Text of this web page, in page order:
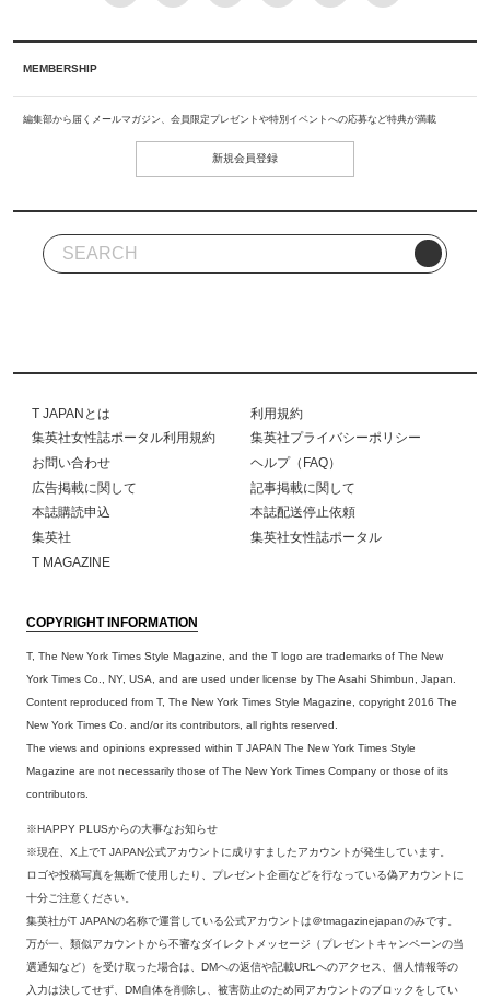
MEMBERSHIP
編集部から届くメールマガジン、会員限定プレゼントや特別イベントへの応募など特典が満載
新規会員登録
T JAPANとは
利用規約
集英社女性誌ポータル利用規約
集英社プライバシーポリシー
お問い合わせ
ヘルプ（FAQ）
広告掲載に関して
記事掲載に関して
本誌購読申込
本誌配送停止依頼
集英社
集英社女性誌ポータル
T MAGAZINE
COPYRIGHT INFORMATION
T, The New York Times Style Magazine, and the T logo are trademarks of The New
York Times Co., NY, USA, and are used under license by The Asahi Shimbun, Japan.
Content reproduced from T, The New York Times Style Magazine, copyright 2016 The
New York Times Co. and/or its contributors, all rights reserved.
The views and opinions expressed within T JAPAN The New York Times Style
Magazine are not necessarily those of The New York Times Company or those of its
contributors.
※HAPPY PLUSからの大事なお知らせ
※現在、X上でT JAPAN公式アカウントに成りすましたアカウントが発生しています。
ロゴや投稿写真を無断で使用したり、プレゼント企画などを行なっている偽アカウントに
十分ご注意ください。
集英社がT JAPANの名称で運営している公式アカウントは＠tmagazinejapanのみです。
万が一、類似アカウントから不審なダイレクトメッセージ（プレゼントキャンペーンの当
選通知など）を受け取った場合は、DMへの返信や記載URLへのアクセス、個人情報等の
入力は決してせず、DM自体を削除し、被害防止のため同アカウントのブロックをしてい